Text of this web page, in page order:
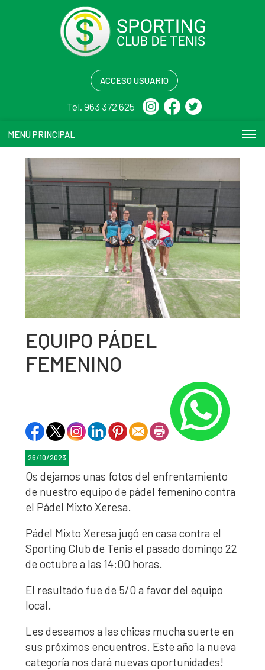
ACCESO USUARIO
Tel. 963 372 625
MENÚ PRINCIPAL
EQUIPO PÁDEL
FEMENINO
26/10/2023
Os dejamos unas fotos del enfrentamiento
de nuestro equipo de pádel femenino contra
el Pádel Mixto Xeresa.
Pádel Mixto Xeresa jugó en casa contra el
Sporting Club de Tenis el pasado domingo 22
de octubre a las 14:00 horas.
El resultado fue de 5/0 a favor del equipo
local.
Les deseamos a las chicas mucha suerte en
sus próximos encuentros. Este año la nueva
categoría nos dará nuevas oportunidades!